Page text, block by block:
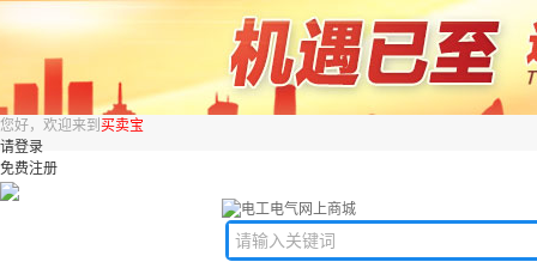
您好，欢迎来到 买卖宝
请登录
免费注册